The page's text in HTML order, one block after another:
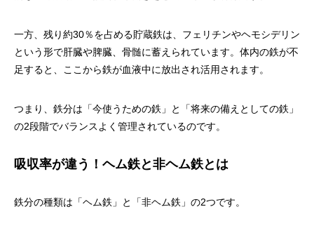
一方、残り約30％を占める貯蔵鉄は、フェリチンやヘモシデリン
という形で肝臓や脾臓、骨髄に蓄えられています。体内の鉄が不
足すると、ここから鉄が血液中に放出され活用されます。
つまり、鉄分は「今使うための鉄」と「将来の備えとしての鉄」
の2段階でバランスよく管理されているのです。
吸収率が違う！ヘム鉄と非ヘム鉄とは
鉄分の種類は「ヘム鉄」と「非ヘム鉄」の2つです。